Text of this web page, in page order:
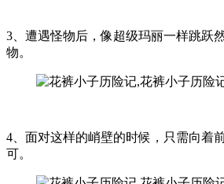
3、遭遇怪物后，像超级玛丽一样跳跃
物。
4、面对这样的峭壁的时候，只需向着
可。